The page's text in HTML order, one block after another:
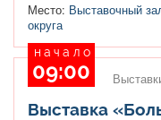
Место: Выставочный
округа
начало
09:00
Выставка